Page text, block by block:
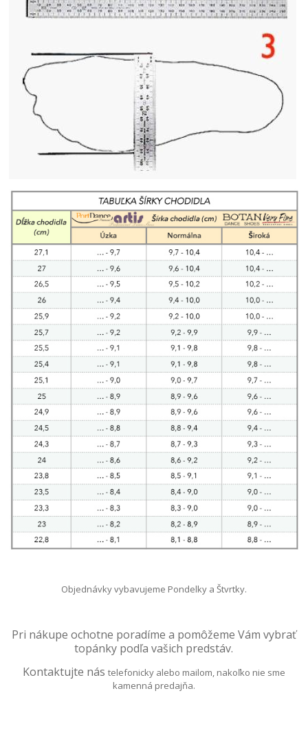
Objednávky vybavujeme Pondelky a Štvrtky.
Pri nákupe ochotne poradíme a pomôžeme Vám vybrať
topánky podľa vašich predstáv.
Kontaktujte nás telefonicky alebo mailom, nakoľko nie sme
kamenná predajňa.